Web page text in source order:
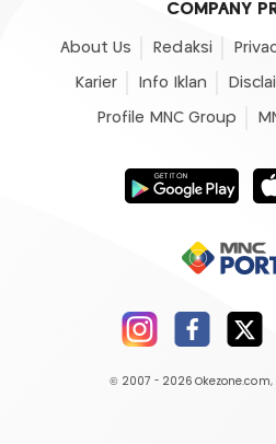
COMPANY
About Us Redaksi
Karier Info Iklan
Profile MNC Group
© 2007 - 2026 Okezone.com,